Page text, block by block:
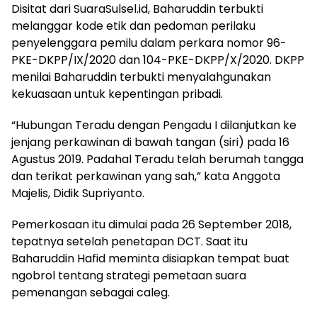
Disitat dari SuaraSulsel.id, Baharuddin terbukti
melanggar kode etik dan pedoman perilaku
penyelenggara pemilu dalam perkara nomor 96-
PKE-DKPP/IX/2020 dan 104-PKE-DKPP/X/2020. DKPP
menilai Baharuddin terbukti menyalahgunakan
kekuasaan untuk kepentingan pribadi.
“Hubungan Teradu dengan Pengadu I dilanjutkan ke
jenjang perkawinan di bawah tangan (siri) pada 16
Agustus 2019. Padahal Teradu telah berumah tangga
dan terikat perkawinan yang sah,” kata Anggota
Majelis, Didik Supriyanto.
Pemerkosaan itu dimulai pada 26 September 2018,
tepatnya setelah penetapan DCT. Saat itu
Baharuddin Hafid meminta disiapkan tempat buat
ngobrol tentang strategi pemetaan suara
pemenangan sebagai caleg.